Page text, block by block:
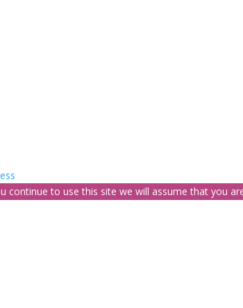
to use this site we will assume that you